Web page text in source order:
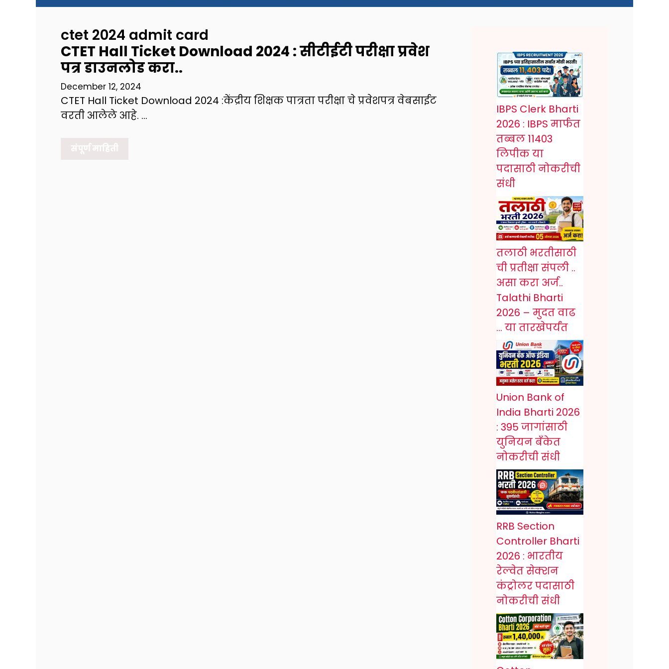
ctet 2024 admit card
CTET Hall Ticket Download 2024 : सीटीईटी परीक्षा प्रवेश
पत्र डाउनलोड करा..
December 12, 2024
CTET Hall Ticket Download 2024 :केंद्रीय शिक्षक पात्रता परीक्षा चे प्रवेशपत्र वेबसाईट
वरती आलेले आहे. …
संपूर्ण माहिती
IBPS Clerk Bharti
2026 : IBPS मार्फत
तब्बल 11403
लिपीक या
पदासाठी नोकरीची
संधी
तलाठी भरतीसाठी
ची प्रतीक्षा संपली ..
असा करा अर्ज..
Talathi Bharti
2026 – मुदत वाढ
… या तारखेपर्यंत
Union Bank of
India Bharti 2026
: 395 जागांसाठी
युनियन बँकेत
नोकरीची संधी
RRB Section
Controller Bharti
2026 : भारतीय
रेल्वेत सेक्शन
कंट्रोलर पदासाठी
नोकरीची संधी